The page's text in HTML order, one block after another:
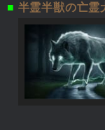
■ 半霊半獣の亡霊